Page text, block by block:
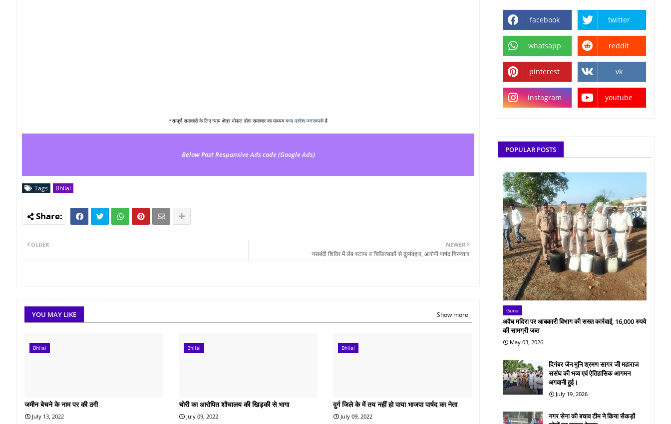
*सम्पूर्ण समाचारो के लिए न्याय क्षेत्र भोपाल होगा समाचार का माध्यममध्य प्रदेश जनसम्पर्कहै
Below Post Responsive Ads code (Google Ads)
Tags Bhilai
NEWER
नसबंदी शिविर में लैब स्टाफ व चिकित्सकों से दुर्व्यवहार, आरोपी पार्षद गिरफ्तार
OLDER
YOU MAY LIKE Show more
Bhilai
जमीन बेचने के नाम पर की ठगी
July 13, 2022
Bhilai
चोरी का आरोपित शौचालय की खिड़की से भागा
July 09, 2022
Bhilai
दुर्ग जिले के में तय नहीं हो पाया भाजपा पार्षद का नेता
July 09, 2022
facebook twitter
whatsapp reddit
pinterest vk
instagram youtube
POPULAR POSTS
Guna
अवैध मदिरा पर आबकारी विभाग की सख्त कार्रवाई, 16,000 रुपये
की सामग्री जब्त
May 03, 2026
दिगंबर जैन मुनि श्रमण सागर जी महाराज
ससंघ की भव्य एवं ऐतिहासिक आगमन
अगवानी हुई।
July 19, 2026
नगर सेना की बचाव टीम ने किया सैकड़ों